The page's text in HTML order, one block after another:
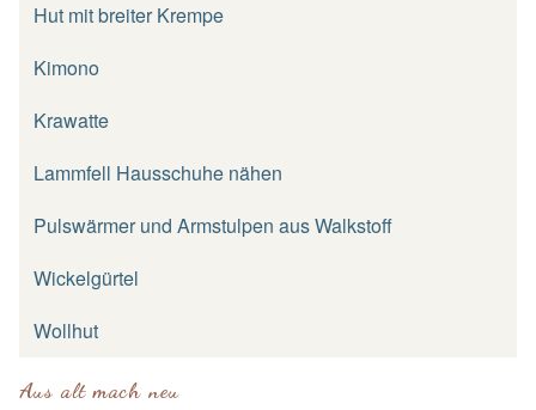
Hut mit breiter Krempe
Kimono
Krawatte
Lammfell Hausschuhe nähen
Pulswärmer und Armstulpen aus Walkstoff
Wickelgürtel
Wollhut
Aus alt mach neu